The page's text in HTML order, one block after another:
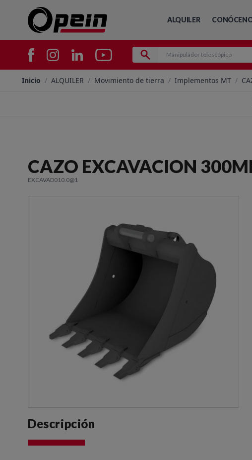
ALQUILER
Inicio / ALQUILER / Movimiento de tierra / Implementos MT /
CAZO EXCAVACION
EXCAVAD010.0@1
Descripción